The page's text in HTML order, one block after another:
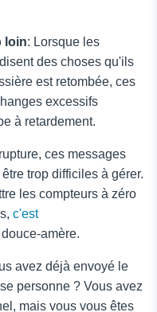
loin: Lorsque les
des choses qu'ils
est retombée, ces
excessifs
à retardement.
ces messages
trop difficiles à gérer.
les compteurs à zéro
c'est
amère.
avez déjà envoyé le
personne ? Vous avez
mais vous vous êtes